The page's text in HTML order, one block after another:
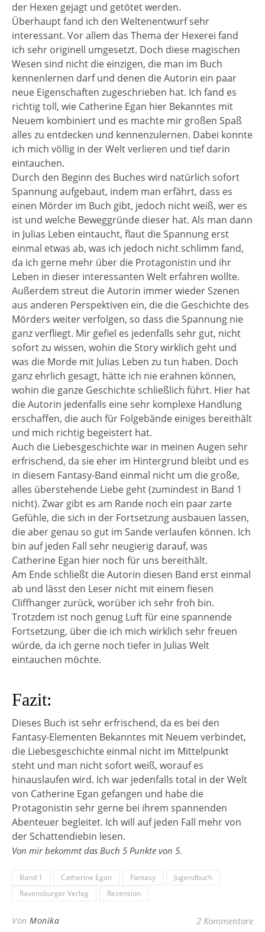
der Hexen gejagt und getötet werden.
Überhaupt fand ich den Weltenentwurf sehr
interessant. Vor allem das Thema der Hexerei fand
ich sehr originell umgesetzt. Doch diese magischen
Wesen sind nicht die einzigen, die man im Buch
kennenlernen darf und denen die Autorin ein paar
neue Eigenschaften zugeschrieben hat. Ich fand es
richtig toll, wie Catherine Egan hier Bekanntes mit
Neuem kombiniert und es machte mir großen Spaß
alles zu entdecken und kennenzulernen. Dabei konnte
ich mich völlig in der Welt verlieren und tief darin
eintauchen.
Durch den Beginn des Buches wird natürlich sofort
Spannung aufgebaut, indem man erfährt, dass es
einen Mörder im Buch gibt, jedoch nicht weiß, wer es
ist und welche Beweggründe dieser hat. Als man dann
in Julias Leben eintaucht, flaut die Spannung erst
einmal etwas ab, was ich jedoch nicht schlimm fand,
da ich gerne mehr über die Protagonistin und ihr
Leben in dieser interessanten Welt erfahren wollte.
Außerdem streut die Autorin immer wieder Szenen
aus anderen Perspektiven ein, die die Geschichte des
Mörders weiter verfolgen, so dass die Spannung nie
ganz verfliegt. Mir gefiel es jedenfalls sehr gut, nicht
sofort zu wissen, wohin die Story wirklich geht und
was die Morde mit Julias Leben zu tun haben. Doch
ganz ehrlich gesagt, hätte ich nie erahnen können,
wohin die ganze Geschichte schließlich führt. Hier hat
die Autorin jedenfalls eine sehr komplexe Handlung
erschaffen, die auch für Folgebände einiges bereithält
und mich richtig begeistert hat.
Auch die Liebesgeschichte war in meinen Augen sehr
erfrischend, da sie eher im Hintergrund bleibt und es
in diesem Fantasy-Band einmal nicht um die große,
alles überstehende Liebe geht (zumindest in Band 1
nicht). Zwar gibt es am Rande noch ein paar zarte
Gefühle, die sich in der Fortsetzung ausbauen lassen,
die aber genau so gut im Sande verlaufen können. Ich
bin auf jeden Fall sehr neugierig darauf, was
Catherine Egan hier noch für uns bereithält.
Am Ende schließt die Autorin diesen Band erst einmal
ab und lässt den Leser nicht mit einem fiesen
Cliffhanger zurück, worüber ich sehr froh bin.
Trotzdem ist noch genug Luft für eine spannende
Fortsetzung, über die ich mich wirklich sehr freuen
würde, da ich gerne noch tiefer in Julias Welt
eintauchen möchte.
Fazit:
Dieses Buch ist sehr erfrischend, da es bei den
Fantasy-Elementen Bekanntes mit Neuem verbindet,
die Liebesgeschichte einmal nicht im Mittelpunkt
steht und man nicht sofort weiß, worauf es
hinauslaufen wird. Ich war jedenfalls total in der Welt
von Catherine Egan gefangen und habe die
Protagonistin sehr gerne bei ihrem spannenden
Abenteuer begleitet. Ich will auf jeden Fall mehr von
der Schattendiebin lesen.
Von mir bekommt das Buch 5 Punkte von 5.
Band 1 Catherine Egan Fantasy
Jugendbuch
Ravensburger Verlag
Rezension
Von Monika 2 Kommentare